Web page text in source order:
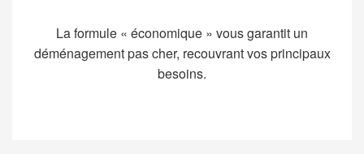
La formule « économique » vous garantit un
déménagement pas cher, recouvrant vos principaux
besoins.